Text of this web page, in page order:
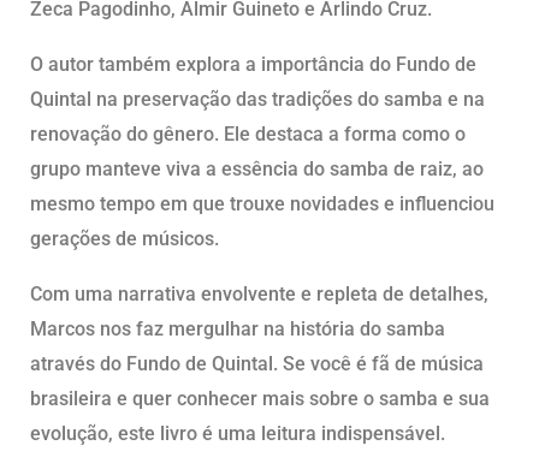
Zeca Pagodinho, Almir Guineto e Arlindo Cruz.
O autor também explora a importância do Fundo de
Quintal na preservação das tradições do samba e na
renovação do gênero. Ele destaca a forma como o
grupo manteve viva a essência do samba de raiz, ao
mesmo tempo em que trouxe novidades e influenciou
gerações de músicos.
Com uma narrativa envolvente e repleta de detalhes,
Marcos nos faz mergulhar na história do samba
através do Fundo de Quintal. Se você é fã de música
brasileira e quer conhecer mais sobre o samba e sua
evolução, este livro é uma leitura indispensável.